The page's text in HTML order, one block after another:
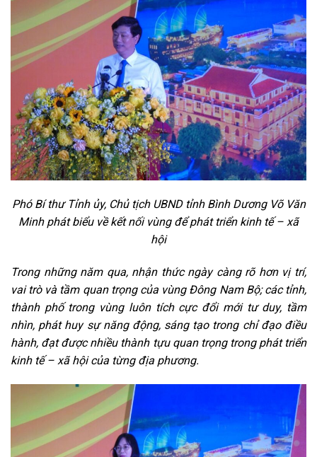
Phó Bí thư Tỉnh ủy, Chủ tịch UBND tỉnh Bình Dương Võ Văn
Minh phát biểu về kết nối vùng để phát triển kinh tế – xã
hội
Trong những năm qua, nhận thức ngày càng rõ hơn vị trí,
vai trò và tầm quan trọng của vùng Đông Nam Bộ; các tỉnh,
thành phố trong vùng luôn tích cực đổi mới tư duy, tầm
nhìn, phát huy sự năng động, sáng tạo trong chỉ đạo điều
hành, đạt được nhiều thành tựu quan trọng trong phát triển
kinh tế – xã hội của từng địa phương.